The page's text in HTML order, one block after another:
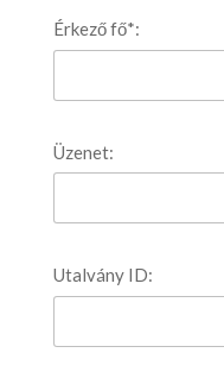
Érkező fő*:
Üzenet:
Utalvány ID: